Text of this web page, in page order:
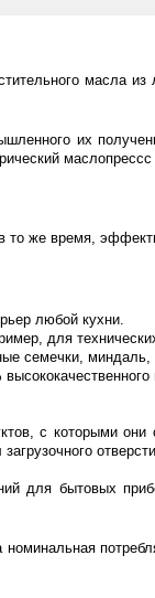
масла
их
маслопрессс
то же время,
любой кухни.
для
семечки, миндаль,
с которыми
для бытовых
номинальная